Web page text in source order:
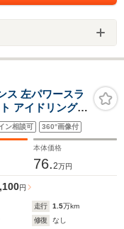
左パワースラ
アイドリングス
ン相談可 360°画像付
本体価格
76.2万円
円
走行 1.5万km
修復
なし